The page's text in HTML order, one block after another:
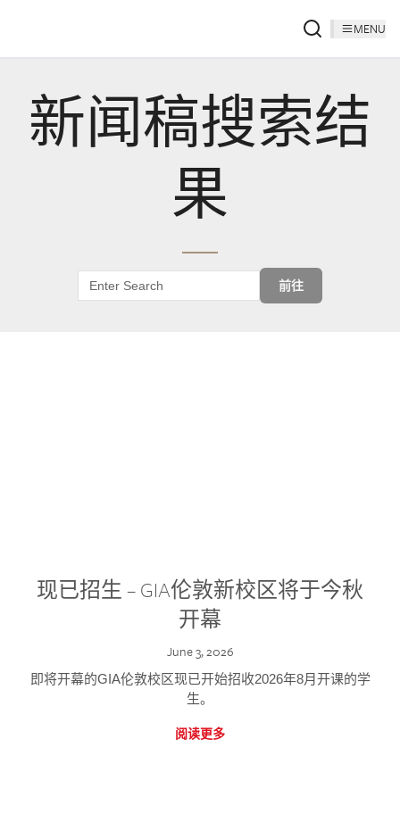
MENU
新闻稿搜索结
果
前往
现已招生 – GIA伦敦新校区将于今秋
开幕
June 3, 2026
即将开幕的GIA伦敦校区现已开始招收2026年8月开课的学
生。
阅读更多